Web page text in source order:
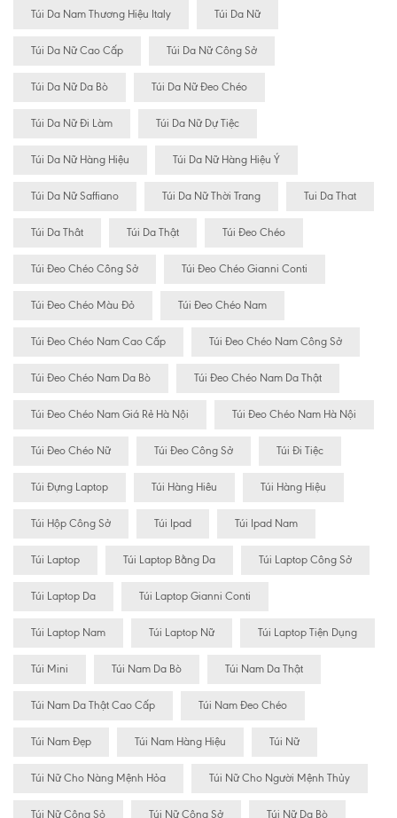
Túi Da Nam Thương Hiệu Italy Túi Da Nữ
Túi Da Nữ Cao Cấp Túi Da Nữ Công Sở
Túi Da Nữ Da Bò Túi Da Nữ Đeo Chéo
Túi Da Nữ Đi Làm Túi Da Nữ Dự Tiệc
Túi Da Nữ Hàng Hiệu Túi Da Nữ Hàng Hiệu Ý
Túi Da Nữ Saffiano Túi Da Nữ Thời Trang Tui Da That
Túi Da Thât Túi Da Thật Túi Đeo Chéo
Túi Đeo Chéo Công Sở Túi Đeo Chéo Gianni Conti
Túi Đeo Chéo Màu Đỏ Túi Đeo Chéo Nam
Túi Đeo Chéo Nam Cao Cấp Túi Đeo Chéo Nam Công Sở
Túi Đeo Chéo Nam Da Bò Túi Đeo Chéo Nam Da Thật
Túi Đeo Chéo Nam Giá Rẻ Hà Nội Túi Đeo Chéo Nam Hà Nội
Túi Đeo Chéo Nữ Túi Đeo Công Sở Túi Đi Tiệc
Túi Đựng Laptop Túi Hàng Hiêu Túi Hàng Hiệu
Túi Hộp Công Sở Túi Ipad Túi Ipad Nam
Túi Laptop Túi Laptop Bằng Da Túi Laptop Công Sở
Túi Laptop Da Túi Laptop Gianni Conti
Túi Laptop Nam Túi Laptop Nữ Túi Laptop Tiện Dụng
Túi Mini Túi Nam Da Bò Túi Nam Da Thật
Túi Nam Da Thật Cao Cấp Túi Nam Đeo Chéo
Túi Nam Đẹp Túi Nam Hàng Hiệu Túi Nữ
Túi Nữ Cho Nàng Mệnh Hỏa Túi Nữ Cho Người Mệnh Thủy
Túi Nữ Công Sỏ Túi Nữ Công Sở Túi Nữ Da Bò